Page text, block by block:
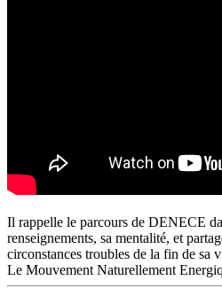
Il rappelle le parcours de DENECE
renseignements, sa mentalité, et
circonstances troubles de la fin de sa
Le Mouvement Naturellement